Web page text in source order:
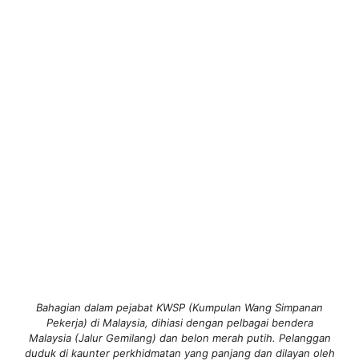
Bahagian dalam pejabat KWSP (Kumpulan Wang Simpanan
Pekerja) di Malaysia, dihiasi dengan pelbagai bendera
Malaysia (Jalur Gemilang) dan belon merah putih. Pelanggan
duduk di kaunter perkhidmatan yang panjang dan dilayan oleh